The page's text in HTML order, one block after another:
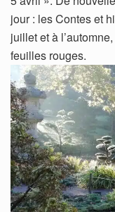
jour : les Contes et
juillet et à
feuilles rouges.